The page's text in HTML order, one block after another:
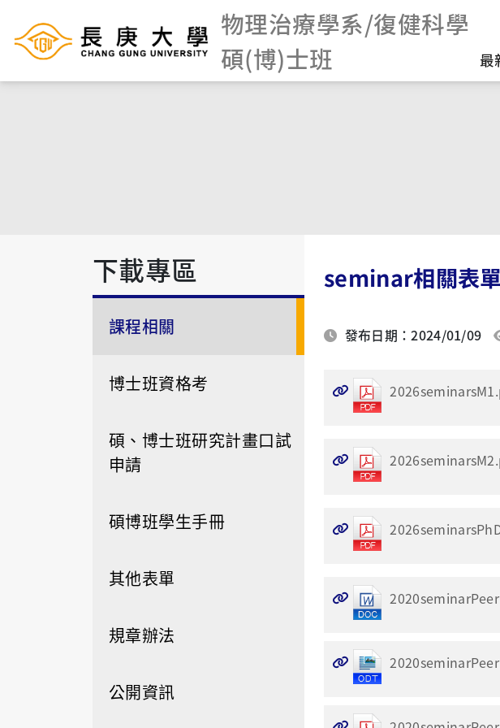
物理治療學系/復健科學
碩(博)士班
最
下載專區
課程相關
博士班資格考
碩、博士班研究計畫口試
申請
碩博班學生手冊
其他表單
規章辦法
公開資訊
seminar相關表單
發布日期：2024/01/09